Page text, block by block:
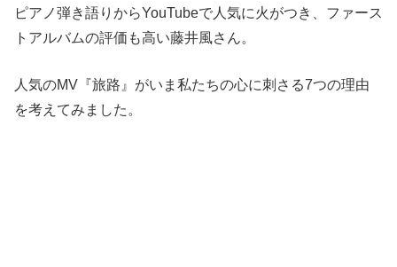
ピアノ弾き語りからYouTubeで人気に火がつき、ファース
トアルバムの評価も高い藤井風さん。
人気のMV『旅路』がいま私たちの心に刺さる7つの理由
を考えてみました。